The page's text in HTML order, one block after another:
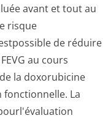
avant et tout au
risque
de réduire
au cours
la doxorubicine
La